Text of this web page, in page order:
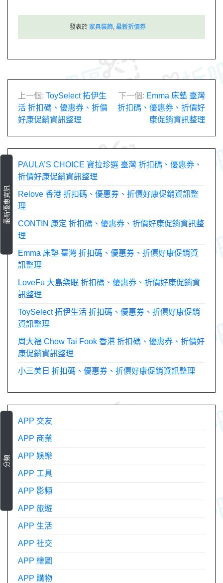
發表於 家具裝飾 最新折價券
文
章
導
上一個: ToySelect 拓伊生
活 折扣碼、優惠券、折價
好康促銷資訊整理
下一個: Emma 床墊 臺灣
折扣碼、優惠券、折價好
康促銷資訊整理
最新優惠資訊
PAULA’S CHOICE 寶拉珍選 臺灣 折扣碼、優惠券、
折價好康促銷資訊整理
Relove 香港 折扣碼、優惠券、折價好康促銷資訊整
理
CONTIN 康定 折扣碼、優惠券、折價好康促銷資訊整
理
Emma 床墊 臺灣 折扣碼、優惠券、折價好康促銷資
訊整理
LoveFu 大島樂眠 折扣碼、優惠券、折價好康促銷資
訊整理
ToySelect 拓伊生活 折扣碼、優惠券、折價好康促銷
資訊整理
周大福 Chow Tai Fook 香港 折扣碼、優惠券、折價好
康促銷資訊整理
小三美日 折扣碼、優惠券、折價好康促銷資訊整理
分類
APP 交友
APP 商業
APP 娛樂
APP 工具
APP 影頻
APP 旅遊
APP 生活
APP 社交
APP 繪圖
APP 購物